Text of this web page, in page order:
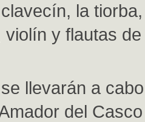
la
violín y flautas
llevarán a
del